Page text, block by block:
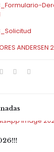
Formulario-
Solicitud
ANDERSEN